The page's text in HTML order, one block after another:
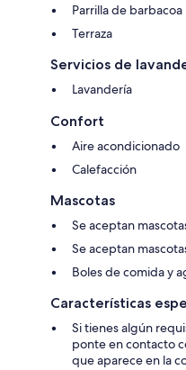
Parrilla de barbacoa
Terraza
Servicios de
Lavandería
Confort
Aire acondicionado
Calefacción
Mascotas
Se aceptan
Se aceptan
Boles de comida y
Características
Si tienes algún
ponte en contacto
que aparece en la